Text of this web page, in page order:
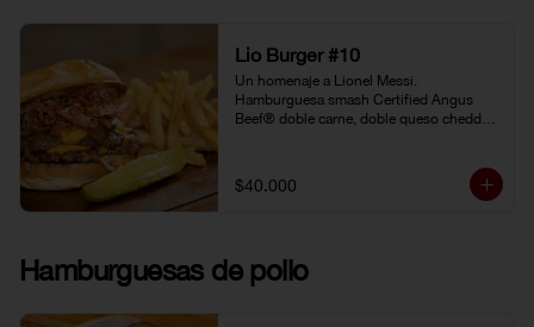
Lio Burger #10
Un homenaje a Lionel Messi.
Hamburguesa smash Certified Angus
Beef® doble carne, doble queso cheddar,
$40.000
Hamburguesas de pollo